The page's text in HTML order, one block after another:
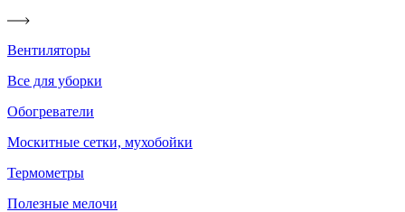
Вентиляторы
Все для уборки
Обогреватели
Москитные сетки, мухобойки
Термометры
Полезные мелочи